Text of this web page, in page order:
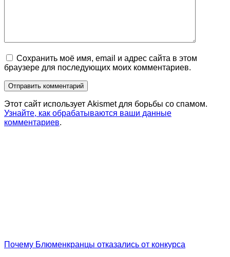
Сохранить моё имя, email и адрес сайта в этом
браузере для последующих моих комментариев.
Этот сайт использует Akismet для борьбы со спамом.
Узнайте, как обрабатываются ваши данные
комментариев.
Почему Блюменкранцы отказались от конкурса